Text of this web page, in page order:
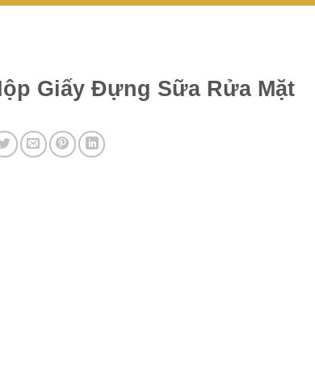
Giấy Đựng Sữa Rửa Mặt